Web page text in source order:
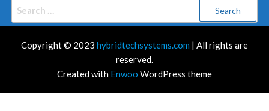
Copyright © 2023 hybridtechsystems.com | All rights are
reserved.
Created with Enwoo WordPress theme